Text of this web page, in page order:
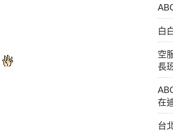
白
空
長
在
台